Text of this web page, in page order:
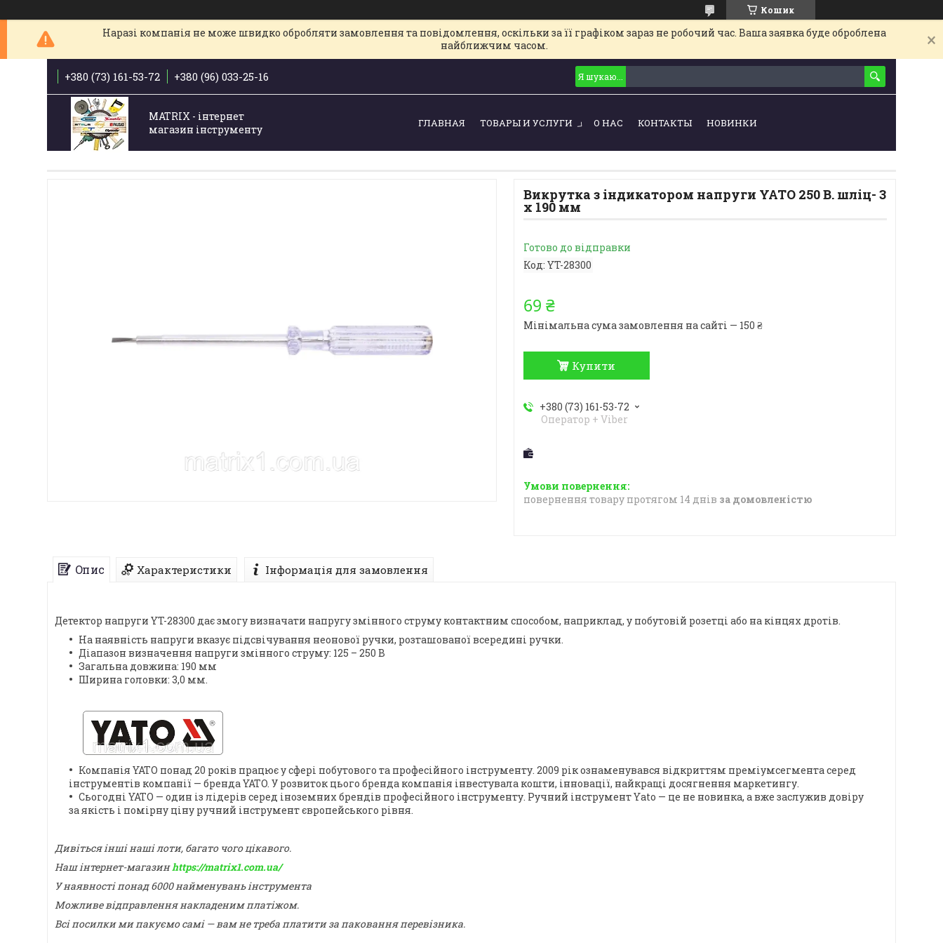
Кошик
Наразі компанія не може швидко обробляти замовлення та повідомлення, оскільки за її графіком зараз не робочий час. Ваша заявка буде оброблена
найближчим часом.
+380 (73) 161-53-72 +380 (96) 033-25-16
MATRIX - інтернет
магазин інструменту
ГЛАВНАЯ ТОВАРЫ И УСЛУГИ О НАС КОНТАКТЫ НОВИНКИ
Викрутка з індикатором напруги YATO 250 В. шліц- 3
х 190 мм
Готово до відправки
Код: YT-28300
69 ₴
Мінімальна сума замовлення на сайті — 150 ₴
Купити
+380 (73) 161-53-72
Оператор + Viber
повернення товару протягом 14 днів за домовленістю
Опис Характеристики Інформація для замовлення
Детектор напруги YT-28300 дає змогу визначати напругу змінного струму контактним способом, наприклад, у побутовій розетці або на кінцях дротів.
На наявність напруги вказує підсвічування неонової ручки, розташованої всередині ручки.
Діапазон визначення напруги змінного струму: 125 – 250 В
Загальна довжина: 190 мм
Ширина головки: 3,0 мм.
Компанія YATO понад 20 років працює у сфері побутового та професійного інструменту. 2009 рік ознаменувався відкриттям преміумсегмента серед
інструментів компанії — бренда YATO. У розвиток цього бренда компанія інвестувала кошти, інновації, найкращі досягнення маркетингу.
Сьогодні YATO — один із лідерів серед іноземних брендів професійного інструменту. Ручний інструмент Yato — це не новинка, а вже заслужив довіру
за якість і помірну ціну ручний інструмент європейського рівня.
Дивіться інші наші лоти, багато чого цікавого.
Наш інтернет-магазинhttps://matrix1.com.ua/
У наявності понад 6000 найменувань інструмента
Можливе відправлення накладеним платіжом.
Всі посилки ми пакуємо самі — вам не треба платити за паковання перевізника.